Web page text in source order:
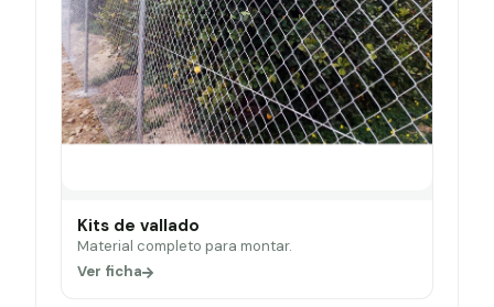
Kits de vallado
Material completo para montar.
Ver ficha